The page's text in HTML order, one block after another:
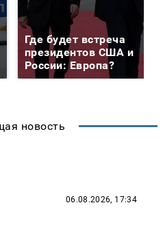
Где будет встреча
президентов США и
России: Европа?
новость
06.08.2026, 17:34